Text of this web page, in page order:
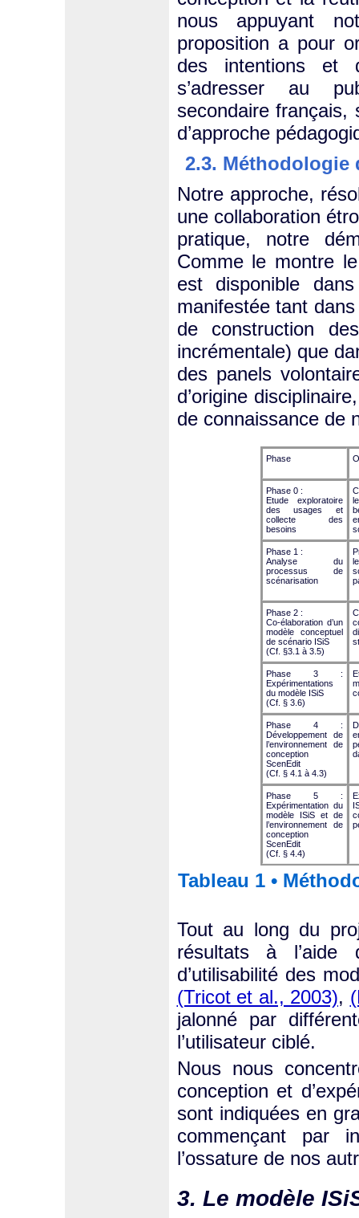
nous appuyant
proposition a pour
des intentions et
s’adresser au
secondaire français,
d’approche
2.3. Méthodologie
Notre approche,
une collaboration
pratique, notre
Comme le montre
est disponible
manifestée tant
de construction
incrémentale) que
des panels
d’origine
de connaissance de
Phase
Phase 0 :
Etude exploratoire
des usages et
collecte des
besoins
Phase 1 :
Analyse du
processus de
scénarisation
Phase 2 :
Co-élaboration d’un
modèle conceptuel
de scénario ISiS
(Cf. §3.1 à 3.5)
Phase 3 :
Expérimentations
du modèle ISiS
(Cf. § 3.6)
Phase 4 :
Développement de
l’environnement de
conception
ScenEdit
(Cf. § 4.1 à 4.3)
Phase 5 :
Expérimentation du
modèle ISiS et de
l’environnement de
conception
ScenEdit
(Cf. § 4.4)
Tableau 1 •
Tout au long du
résultats à l’aide
d’utilisabilité des
(Tricot et al., 2003),
jalonné par
l’utilisateur ciblé.
Nous nous
conception et
sont indiquées en
commençant par
l’ossature de nos
3. Le modèle